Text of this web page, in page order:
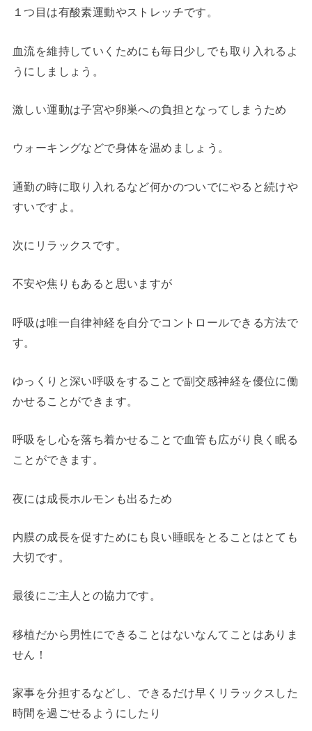
１つ目は有酸素運動やストレッチです。
血流を維持していくためにも毎日少しでも取り入れるよ
うにしましょう。
激しい運動は子宮や卵巣への負担となってしまうため
ウォーキングなどで身体を温めましょう。
通勤の時に取り入れるなど何かのついでにやると続けや
すいですよ。
次にリラックスです。
不安や焦りもあると思いますが
呼吸は唯一自律神経を自分でコントロールできる方法で
す。
ゆっくりと深い呼吸をすることで副交感神経を優位に働
かせることができます。
呼吸をし心を落ち着かせることで血管も広がり良く眠る
ことができます。
夜には成長ホルモンも出るため
内膜の成長を促すためにも良い睡眠をとることはとても
大切です。
最後にご主人との協力です。
移植だから男性にできることはないなんてことはありま
せん！
家事を分担するなどし、できるだけ早くリラックスした
時間を過ごせるようにしたり